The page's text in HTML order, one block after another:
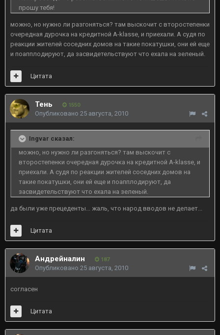
прошу тебя!
можно, но нужно ли разгоняться? там выскочит с второстепенки
очередная дурочка на кредитной A-klasse, и приехали. А судя по
реакции жителей соседних домов на такие покатушки, они ей еще
и поапплодируют, да засвидетельствуют что ехала на зеленый.
Цитата
Тень 1550
Опубликовано 25 августа, 2010
Ingvar сказал:
можно, но нужно ли разгоняться? там выскочит с
второстепенки очередная дурочка на кредитной A-klasse, и
приехали. А судя по реакции жителей соседних домов на
такие покатушки, они ей еще и поапплодируют, да
засвидетельствуют что ехала на зеленый.
да были уже прецеденты... жаль, что народ вводов не делает...
Цитата
Андрейналин 187
Опубликовано 25 августа, 2010
согласен
Цитата